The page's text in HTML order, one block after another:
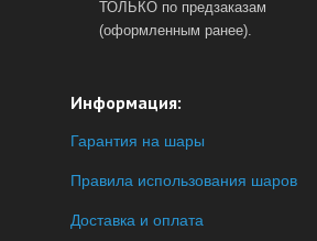
ТОЛЬКО по предзаказам
(оформленным ранее).
Информация:
Гарантия на шары
Правила использования шаров
Доставка и оплата